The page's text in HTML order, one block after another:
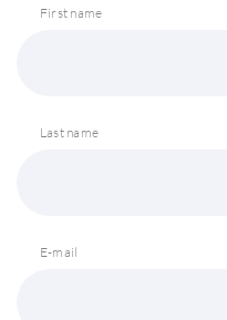
First name
Last name
E-mail